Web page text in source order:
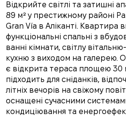
Відкрийте світлі та затишні
89 м² у престижному районі
Gran Vía в Аліканті. Квартира
функціональні спальні з
ванні кімнати, світлу
кухню з виходом на галерею.
є відкрита тераса площею 30
підходить для сніданків,
літніх вечорів на свіжому
оснащені сучасними
кондиціювання та